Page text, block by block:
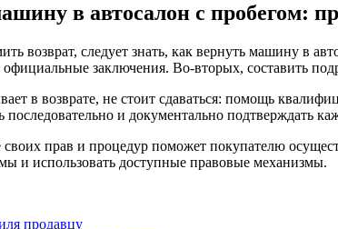
в автосалон с пробегом:
возврат, следует знать, как вернуть машину в
официальные заключения. Во-вторых, составить
в возврате, не стоит сдаваться: помощь
последовательно и документально подтверждать
прав и процедур поможет покупателю
и использовать доступные правовые механизмы.
продавцу